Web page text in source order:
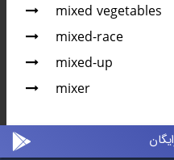
mixed vegetables
mixed-race
mixed-up
mixer